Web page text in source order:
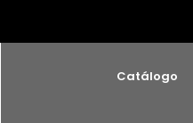
Catálogo